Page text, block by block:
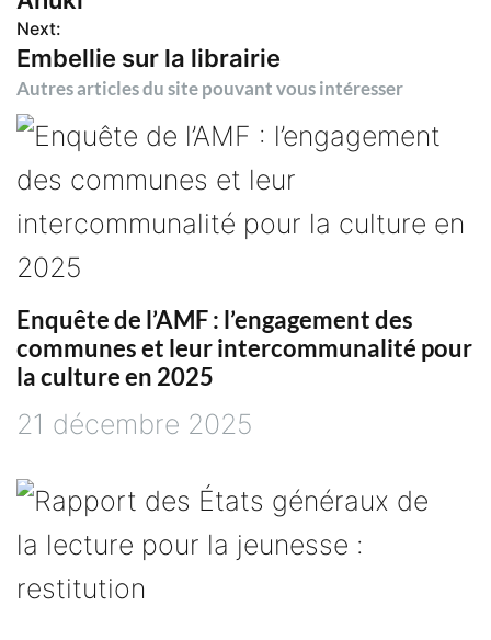
v
i
a
t
i
o
n
d
e
l
Next:
Embellie sur la librairie
Autres articles du site pouvant vous intéresser
Enquête de l’AMF : l’engagement des
communes et leur intercommunalité pour
la culture en 2025
21 décembre 2025